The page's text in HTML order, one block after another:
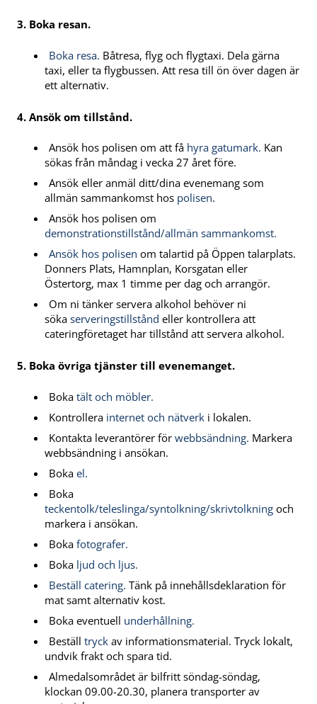
3. Boka resan.
Boka resa. Båtresa, flyg och flygtaxi. Dela gärna
taxi, eller ta flygbussen. Att resa till ön över dagen är
ett alternativ.
4. Ansök om tillstånd.
Ansök hos polisen om att få hyra gatumark. Kan
sökas från måndag i vecka 27 året före.
Ansök eller anmäl ditt/dina evenemang som
allmän sammankomst hos polisen.
Ansök hos polisen om
demonstrationstillstånd/allmän sammankomst.
Ansök hos polisen om talartid på Öppen talarplats.
Donners Plats, Hamnplan, Korsgatan eller
Östertorg, max 1 timme per dag och arrangör.
Om ni tänker servera alkohol behöver ni
sökaserveringstillstånd eller kontrollera att
cateringföretaget har tillstånd att servera alkohol.
5. Boka övriga tjänster till evenemanget.
Bokatält och möbler.
Kontrollera internet och nätverk i lokalen.
Kontakta leverantörer förwebbsändning. Markera
webbsändning i ansökan.
Bokael.
Boka
teckentolk/teleslinga/syntolkning/skrivtolkning och
markera i ansökan.
Bokafotografer.
Boka ljud och ljus.
Beställ catering. Tänk på innehållsdeklaration för
mat samt alternativ kost.
Boka eventuell underhållning.
Beställtryck av informationsmaterial. Tryck lokalt,
undvik frakt och spara tid.
Almedalsområdet är bilfritt söndag-söndag,
klockan 09.00-20.30, planera transporter av